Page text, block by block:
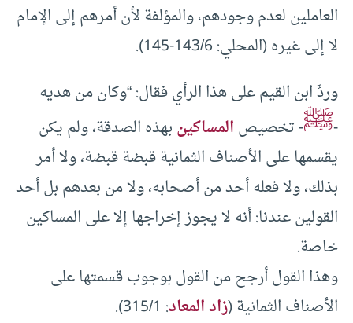
العاملين لعدم وجودهم، والمؤلفة لأن أمرهم إلى الإمام
لا إلى غيره (المحلي: 143/6-145).
وردَّ ابن القيم على هذا الرأي فقال: “وكان من هديه
-ﷺ- تخصيصالمساكينبهذه الصدقة، ولم يكن
يقسمها على الأصناف الثمانية قبضة قبضة، ولا أمر
بذلك، ولا فعله أحد من أصحابه، ولا من بعدهم بل أحد
القولين عندنا: أنه لا يجوز إخراجها إلا على المساكين
خاصة.
وهذا القول أرجح من القول بوجوب قسمتها على
الأصناف الثمانية (زاد المعاد: 315/1).